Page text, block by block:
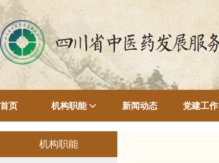
首页 机构职能 新闻动态 党建工作
机构职能